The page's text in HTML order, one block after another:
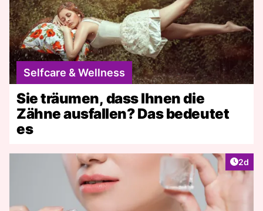
Selfcare & Wellness
Sie träumen, dass Ihnen die
Zähne ausfallen? Das bedeutet
es
2d